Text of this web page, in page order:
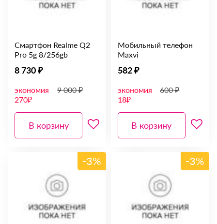
Смартфон Realme Q2
Pro 5g 8/256gb
8 730 ₽
экономия
270₽
9 000 ₽
В корзину
Мобильный телефон
Maxvi
582 ₽
экономия
18₽
600 ₽
В корзину
-3% -3%